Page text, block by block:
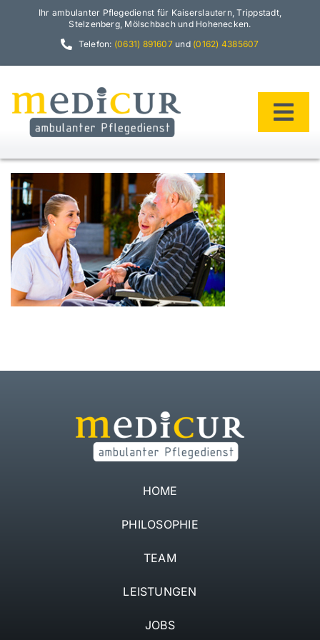
Ihr ambulanter Pflegedienst für Kaiserslautern, Trippstadt,
Stelzenberg, Mölschbach und Hohenecken.
Telefon: (0631) 891607und (0162) 4385607
Home
Philosophie
Team
Leistungen
HOME
PHILOSOPHIE
TEAM
LEISTUNGEN
JOBS